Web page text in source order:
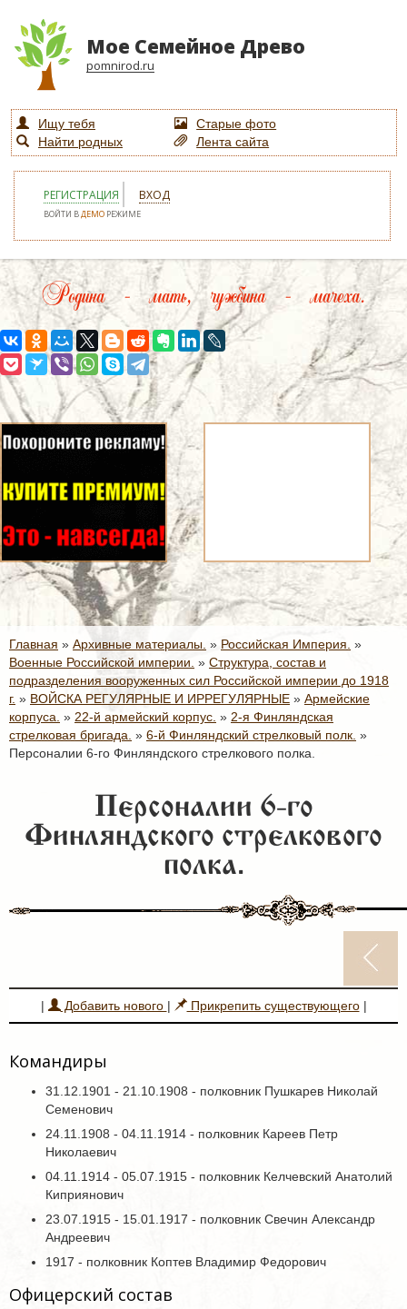
Мое Семейное Древо
pomnirod.ru
Ищу тебя
Старые фото
Найти родных
Лента сайта
РЕГИСТРАЦИЯ ВХОД
ВОЙТИ ВДЕМО РЕЖИМЕ
Родина – мать, чужбина – мачеха.
Главная » Архивные материалы. » Российская Империя. »
Военные Российской империи. » Структура, состав и
подразделения вооруженных сил Российской империи до 1918
г. » ВОЙСКА РЕГУЛЯРНЫЕ И ИРРЕГУЛЯРНЫЕ » Армейские
корпуса. » 22-й армейский корпус. » 2-я Финляндская
стрелковая бригада. » 6-й Финляндский стрелковый полк. »
Персоналии 6-го Финляндского стрелкового полка.
Персоналии 6-го
Финляндского стрелкового
полка.
| Добавить нового | Прикрепить существующего|
Командиры
31.12.1901 - 21.10.1908 - полковник Пушкарев Николай
Семенович
24.11.1908 - 04.11.1914 - полковник Кареев Петр
Николаевич
04.11.1914 - 05.07.1915 - полковник Келчевский Анатолий
Киприянович
23.07.1915 - 15.01.1917 - полковник Свечин Александр
Андреевич
1917 - полковник Коптев Владимир Федорович
Офицерский состав